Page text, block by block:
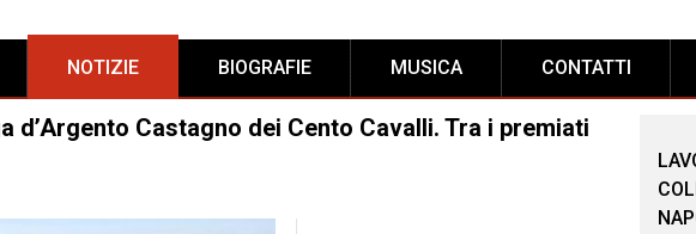
NOTIZIE BIOGRAFIE MUSICA CONTATTI
d’Argento Castagno dei Cento Cavalli. Tra i premiati